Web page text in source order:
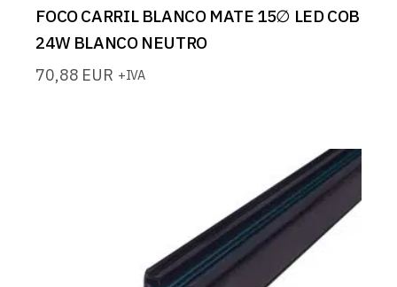
FOCO CARRIL BLANCO MATE 15∅ LED COB
24W BLANCO NEUTRO
70,88 EUR +IVA